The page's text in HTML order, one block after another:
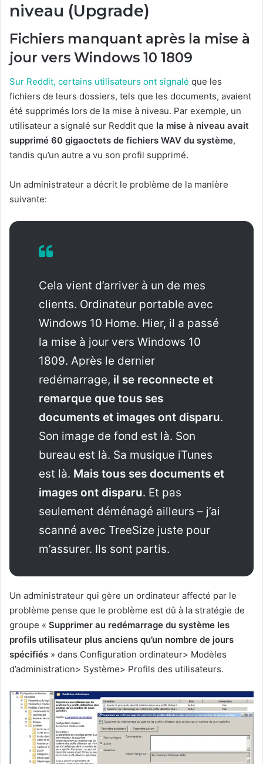
niveau (Upgrade)
Fichiers manquant après la mise à
jour vers Windows 10 1809
Sur Reddit, certains utilisateurs ont signalé que les
fichiers de leurs dossiers, tels que les documents, avaient
été supprimés lors de la mise à niveau. Par exemple, un
utilisateur a signalé sur Reddit que la mise à niveau avait
supprimé 60 gigaoctets de fichiers WAV du système,
tandis qu’un autre a vu son profil supprimé.
Un administrateur a décrit le problème de la manière
suivante:
Cela vient d’arriver à un de mes
clients. Ordinateur portable avec
Windows 10 Home. Hier, il a passé
la mise à jour vers Windows 10
1809. Après le dernier
redémarrage, il se reconnecte et
remarque que tous ses
documents et images ont disparu.
Son image de fond est là. Son
bureau est là. Sa musique iTunes
est là. Mais tous ses documents et
images ont disparu. Et pas
seulement déménagé ailleurs – j’ai
scanné avec TreeSize juste pour
m’assurer. Ils sont partis.
Un administrateur qui gère un ordinateur affecté par le
problème pense que le problème est dû à la stratégie de
groupe « Supprimer au redémarrage du système les
profils utilisateur plus anciens qu’un nombre de jours
spécifiés » dans Configuration ordinateur> Modèles
d’administration> Système> Profils des utilisateurs.